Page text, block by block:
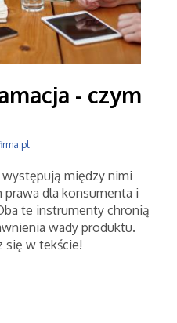
- czym
występują między nimi
dla konsumenta i
te instrumenty chronią
wady produktu.
się w tekście!